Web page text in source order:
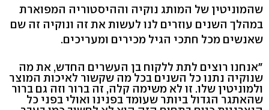
שהמוניטין של המותג נוקיה וההיסטוריה המפוארת
במהלך השנים עוזרים לנו לעשות את זה ונוקיה זה שם
שאנשים מכל חתכי הגיל מכירים ומעריכים.
"אנחנו רוצים לתת ללקוח בן העשרים החדש, את מה
שנוקיה נתנו כל השנים בכל מה שקשור לאיכות המוצר
ולמוניטין שלו. זו לא משימה קלה, זה ברור וזה גם ברור
שהאתגר הגדול ביותר שעומד בפנינו ואולי בפני כל